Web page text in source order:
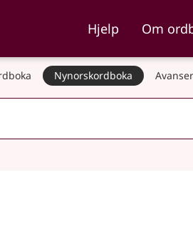
Hjelp Om
Nynorskordboka